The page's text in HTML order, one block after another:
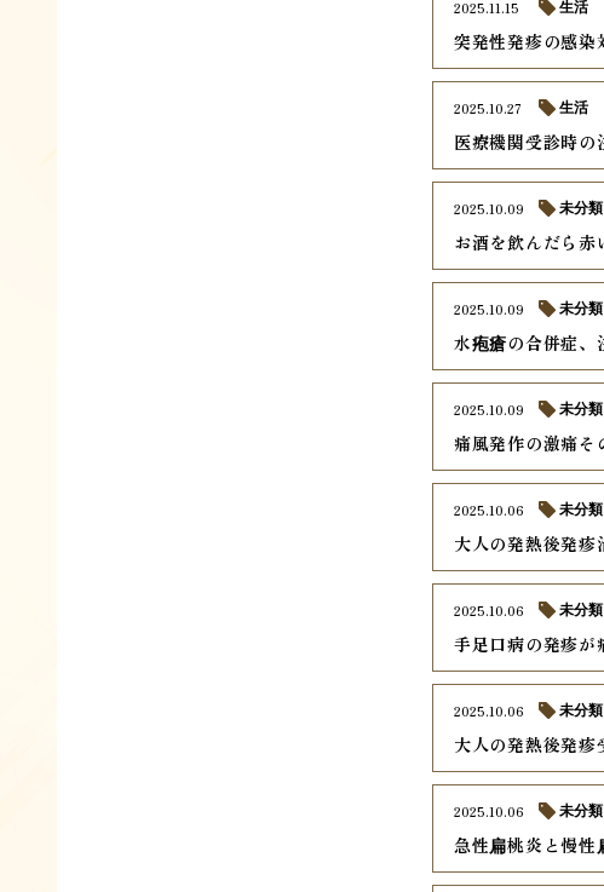
突発性発疹の感染
2025.11.15 生活
医療機関受診時の
2025.10.27 生活
お酒を飲んだら赤
2025.10.09 未分類
水疱瘡の合併症、
2025.10.09 未分類
痛風発作の激痛そ
2025.10.09 未分類
大人の発熱後発疹
2025.10.06 未分類
手足口病の発疹が
2025.10.06 未分類
大人の発熱後発疹
2025.10.06 未分類
急性扁桃炎と慢性
2025.10.06 未分類